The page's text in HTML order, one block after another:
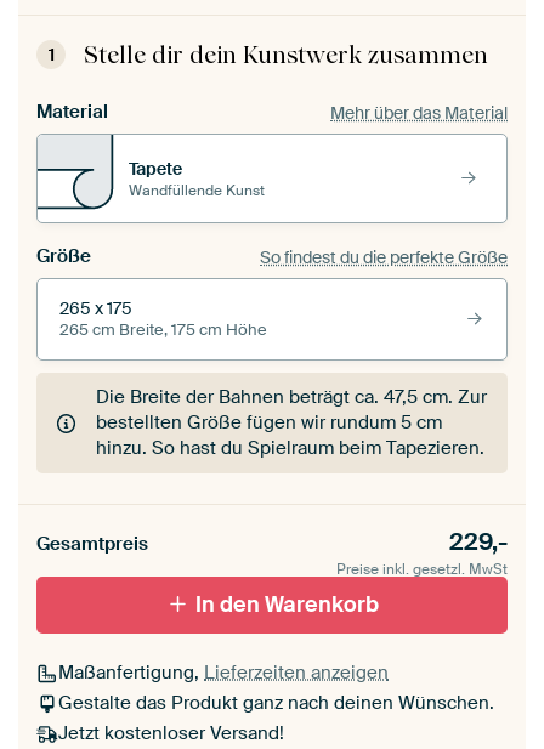
1 Stelle dir dein Kunstwerk zusammen
Material Mehr über das Material
Tapete
Wandfüllende Kunst
Größe So findest du die perfekte Größe
265 x 175
265 cm Breite, 175 cm Höhe
Die Breite der Bahnen beträgt ca.47,5 cm. Zur
bestellten Größe fügen wir rundum 5 cm
hinzu. So hast du Spielraum beim Tapezieren.
Gesamtpreis 229,-
Preise inkl. gesetzl. MwSt
In den Warenkorb
Maßanfertigung, Lieferzeiten anzeigen
Gestalte das Produkt ganz nach deinen Wünschen.
Jetzt kostenloser Versand!